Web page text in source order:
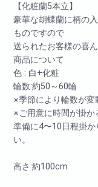
【化粧蘭5本立】
豪華な胡蝶蘭に柄の
ものですので
送られたお客様の喜
商品について
色 : 白+化粧
輪数:約50～60輪
※季節により輪数が変
※ご用意に時間が掛か
準備に4〜10日程掛
い。
高さ:約100cm